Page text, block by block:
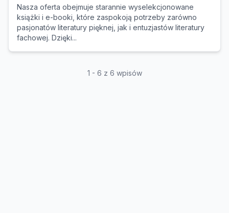
Nasza oferta obejmuje starannie wyselekcjonowane
książki i e-booki, które zaspokoją potrzeby zarówno
pasjonatów literatury pięknej, jak i entuzjastów literatury
fachowej. Dzięki...
1 - 6 z 6 wpisów